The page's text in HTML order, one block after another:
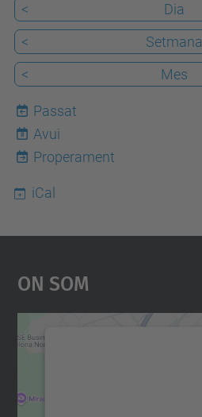
< Dia
<
Setmana
<
Mes
Passat
8
Avui
Properament
iCal
On Som